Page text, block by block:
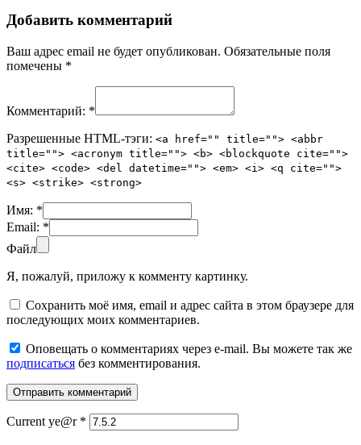
Добавить комментарий
Ваш адрес email не будет опубликован. Обязательные поля
помечены *
Комментарий: *
Разрешенные HTML-тэги: <a href="" title=""> <abbr
title=""> <acronym title=""> <b> <blockquote cite="">
<cite> <code> <del datetime=""> <em> <i> <q cite="">
<s> <strike> <strong>
Имя: *
Email: *
Файл
Я, пожалуй, приложу к комменту картинку.
Сохранить моё имя, email и адрес сайта в этом браузере для
последующих моих комментариев.
Оповещать о комментариях через e-mail. Вы можете так же
подписаться без комментирования.
Current ye@r *